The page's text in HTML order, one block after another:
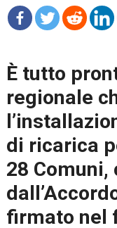
È tutto
regionale
di ricarica
28
firmato nel